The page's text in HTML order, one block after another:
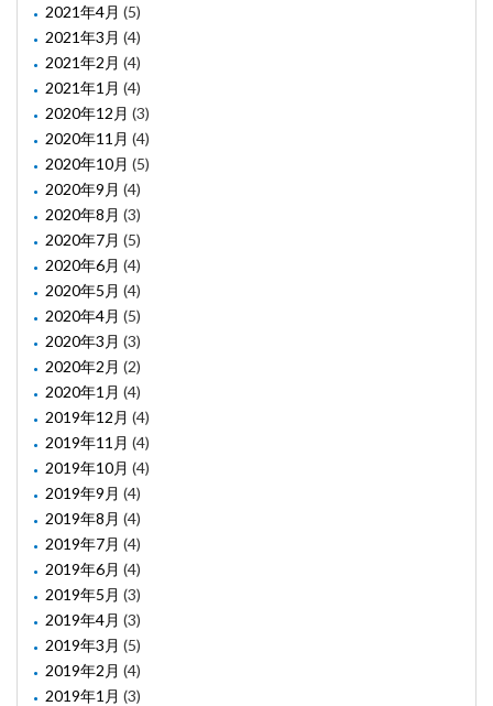
2021年4月 (5)
2021年3月 (4)
2021年2月 (4)
2021年1月 (4)
2020年12月 (3)
2020年11月 (4)
2020年10月 (5)
2020年9月 (4)
2020年8月 (3)
2020年7月 (5)
2020年6月 (4)
2020年5月 (4)
2020年4月 (5)
2020年3月 (3)
2020年2月 (2)
2020年1月 (4)
2019年12月 (4)
2019年11月 (4)
2019年10月 (4)
2019年9月 (4)
2019年8月 (4)
2019年7月 (4)
2019年6月 (4)
2019年5月 (3)
2019年4月 (3)
2019年3月 (5)
2019年2月 (4)
2019年1月 (3)